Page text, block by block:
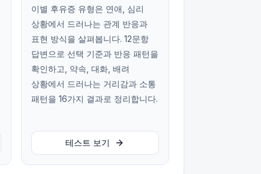
이별 후유증 유형은 연애, 심리
상황에서 드러나는 관계 반응과
표현 방식을 살펴봅니다. 12문항
답변으로 선택 기준과 반응 패턴을
확인하고, 약속, 대화, 배려
상황에서 드러나는 거리감과 소통
패턴을 16가지 결과로 정리합니다.
테스트 보기